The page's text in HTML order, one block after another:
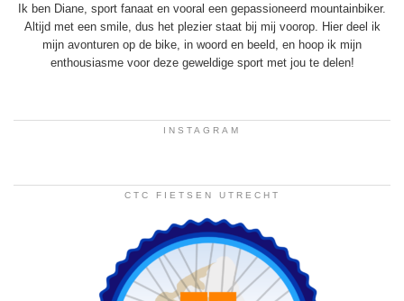
Ik ben Diane, sport fanaat en vooral een gepassioneerd mountainbiker.
Altijd met een smile, dus het plezier staat bij mij voorop. Hier deel ik
mijn avonturen op de bike, in woord en beeld, en hoop ik mijn
enthousiasme voor deze geweldige sport met jou te delen!
INSTAGRAM
CTC FIETSEN UTRECHT